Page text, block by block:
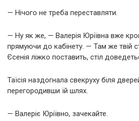
— Нічого не треба переставляти.
— Ну як же, — Валерія Юріївна вже
прямуючи до кабінету. — Там же твій
Єсенія ліжко поставить, стіл
Таїсія наздогнала свекруху біля
перегородивши їй шлях.
— Валеріє Юріївно, зачекайте.